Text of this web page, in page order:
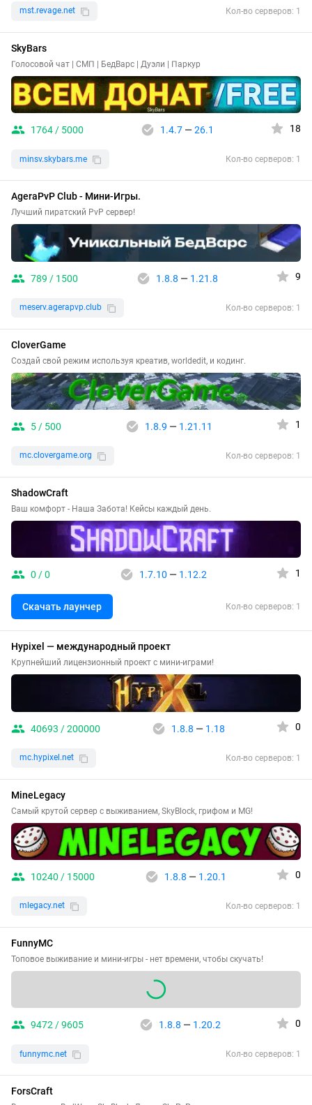
mst.revage.net Кол-во серверов: 1
SkyBars
Голосовой чат | СМП | БедВарс | Дуэли | Паркур
1764 / 5000 1.4.7— 26.1 18
minsv.skybars.me Кол-во серверов: 1
AgeraPvP Club - Мини-Игры.
Лучший пиратский PvP сервер!
789 / 1500 1.8.8 — 1.21.8 9
meserv.agerapvp.club Кол-во серверов: 1
CloverGame
Создай свой режим используя креатив, worldedit, и кодинг.
5 / 500 1.8.9 — 1.21.11 1
mc.clovergame.org Кол-во серверов: 1
ShadowCraft
Ваш комфорт - Наша Забота! Кейсы каждый день.
0 / 0 1.7.10 — 1.12.2 1
Скачать лаунчер Кол-во серверов: 1
Hypixel — международный проект
Крупнейший лицензионный проект с мини-играми!
40693 / 200000 1.8.8 — 1.18 0
mc.hypixel.net Кол-во серверов: 1
MineLegacy
Самый крутой сервер с выживанием, SkyBlock, грифом и MG!
10240 / 15000 1.8.8 — 1.20.1 0
mlegacy.net Кол-во серверов: 1
FunnyMC
Топовое выживание и мини-игры - нет времени, чтобы скучать!
9472 / 9605 1.8.8 — 1.20.2 0
funnymc.net Кол-во серверов: 1
ForsCraft